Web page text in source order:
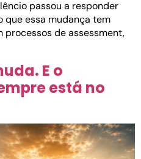
passou a responder
que essa mudança tem
processos de assessment,
E o
está no